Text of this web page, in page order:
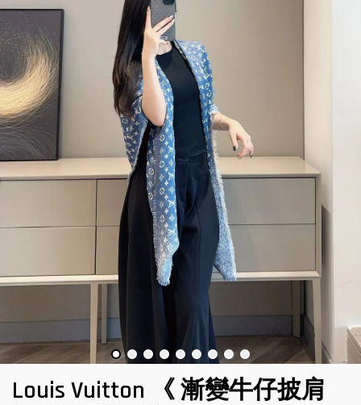
Louis Vuitton 《 漸變牛仔披肩